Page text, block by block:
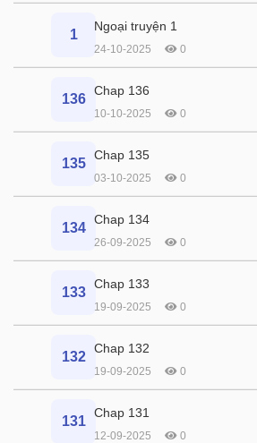
1
Ngoại truyện 1
24-10-2025 0
136
Chap 136
10-10-2025 0
135
Chap 135
03-10-2025 0
134
Chap 134
26-09-2025 0
133
Chap 133
19-09-2025 0
132
Chap 132
19-09-2025 0
131
Chap 131
12-09-2025 0